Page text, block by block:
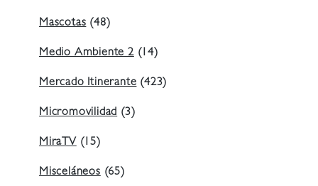
Mascotas(48)
Medio Ambiente 2(14)
Mercado Itinerante(423)
Micromovilidad(3)
MiraTV(15)
Misceláneos(65)